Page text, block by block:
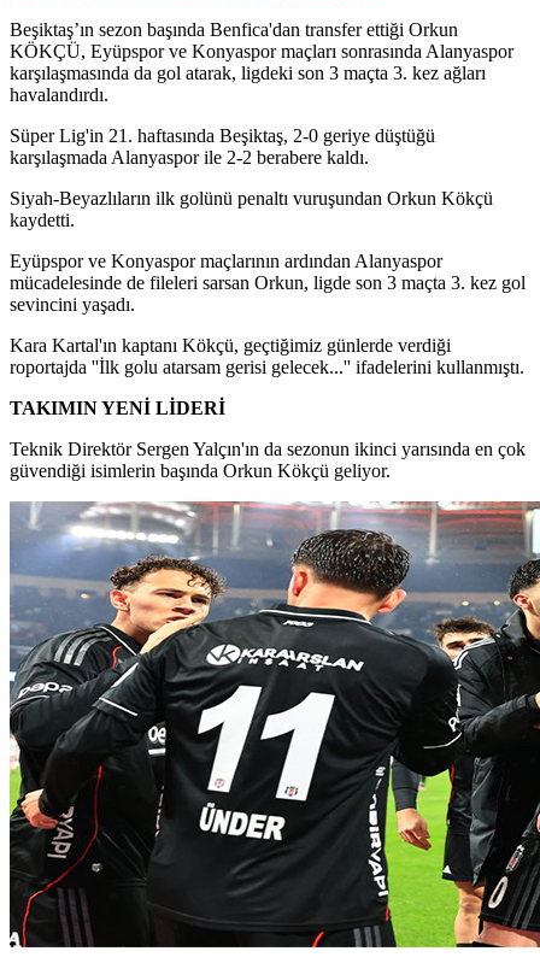
Beşiktaş’ın sezon başında Benfica'dan transfer ettiği Orkun
KÖKÇÜ, Eyüpspor ve Konyaspor maçları sonrasında Alanyaspor
karşılaşmasında da gol atarak, ligdeki son 3 maçta 3. kez ağları
havalandırdı.
Süper Lig'in 21. haftasında Beşiktaş, 2-0 geriye düştüğü
karşılaşmada Alanyaspor ile 2-2 berabere kaldı.
Siyah-Beyazlıların ilk golünü penaltı vuruşundan Orkun Kökçü
kaydetti.
Eyüpspor ve Konyaspor maçlarının ardından Alanyaspor
mücadelesinde de fileleri sarsan Orkun, ligde son 3 maçta 3. kez gol
sevincini yaşadı.
Kara Kartal'ın kaptanı Kökçü, geçtiğimiz günlerde verdiği
roportajda ''İlk golu atarsam gerisi gelecek...'' ifadelerini kullanmıştı.
TAKIMIN YENİ LİDERİ
Teknik Direktör Sergen Yalçın'ın da sezonun ikinci yarısında en çok
güvendiği isimlerin başında Orkun Kökçü geliyor.